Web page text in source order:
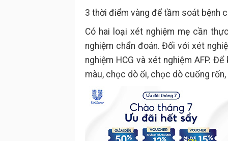
3 thời điểm vàng để tầm soát bệnh
Có hai loại xét nghiệm mẹ cần
nghiệm chẩn đoán. Đối với xét
nghiệm HCG và xét nghiệm AFP.
màu, chọc dò ối, chọc dò cuống